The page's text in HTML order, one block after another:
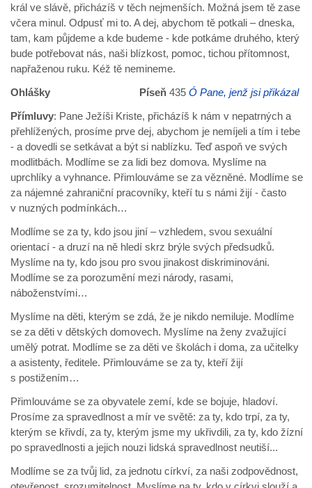
král ve slávě, přicházíš v těch nejmenších. Možná jsem tě zase
včera minul. Odpusť mi to. A dej, abychom tě potkali – dneska,
tam, kam půjdeme a kde budeme - kde potkáme druhého, který
bude potřebovat nás, naši blízkost, pomoc, tichou přítomnost,
napřaženou ruku. Kéž tě nemineme.
Ohlášky Píseň 435 Ó Pane, jenž jsi přikázal
Přímluvy: Pane Ježíši Kriste, přicházíš k nám v nepatrných a
přehlížených, prosíme prve dej, abychom je nemíjeli a tím i tebe
- a dovedli se setkávat a být si nablízku. Teď aspoň ve svých
modlitbách. Modlíme se za lidi bez domova. Myslíme na
uprchlíky a vyhnance. Přimlouváme se za vězněné. Modlíme se
za nájemné zahraniční pracovníky, kteří tu s námi žijí - často
v nuzných podmínkách…
Modlíme se za ty, kdo jsou jiní – vzhledem, svou sexuální
orientací - a druzí na ně hledí skrz brýle svých předsudků.
Myslíme na ty, kdo jsou pro svou jinakost diskriminováni.
Modlíme se za porozumění mezi národy, rasami,
náboženstvími…
Myslíme na děti, kterým se zdá, že je nikdo nemiluje. Modlíme
se za děti v dětských domovech. Myslíme na ženy zvažující
umělý potrat. Modlíme se za děti ve školách i doma, za učitelky
a asistenty, ředitele. Přimlouváme se za ty, kteří žijí
s postižením…
Přimlouváme se za obyvatele zemí, kde se bojuje, hladoví.
Prosíme za spravedlnost a mír ve světě: za ty, kdo trpí, za ty,
kterým se křivdí, za ty, kterým jsme my ukřivdili, za ty, kdo žízní
po spravedlnosti a jejich nouzi lidská spravedlnost neutiší...
Modlíme se za tvůj lid, za jednotu církví, za naši zodpovědnost,